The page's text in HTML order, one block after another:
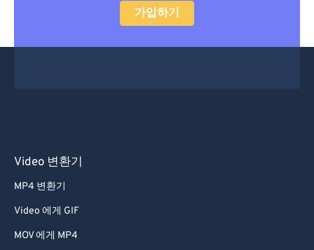
가입하기
Video 변환기
MP4 변환기
Video 에게 GIF
MOV 에게 MP4